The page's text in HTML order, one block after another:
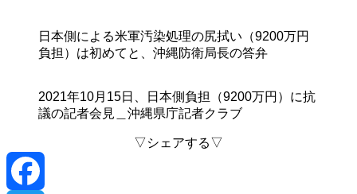
日本側による米軍汚染処理の尻拭い（9200万円
負担）は初めてと、沖縄防衛局長の答弁
2021年10月15日、日本側負担（9200万円）に抗
議の記者会見＿沖縄県庁記者クラブ
▽シェアする▽